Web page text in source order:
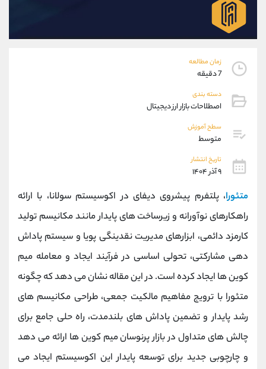
زمان مطالعه
7 دقیقه
دسته بندی
اصطلاحات بازار ارز دیجیتال
سطح آموزش
متوسط
تاریخ انتشار
۹ آذر ۱۴۰۴
متئورا، پلتفرم پیشروی دیفای در اکوسیستم سولانا، با ارائه
راهکارهای نوآورانه و زیرساخت ‌های پایدار مانند مکانیسم تولید
کارمزد دائمی، ابزارهای مدیریت نقدینگی پویا و سیستم پاداش
‌دهی مشارکتی، تحولی اساسی در فرآیند ایجاد و معامله میم‌
کوین ‌ها ایجاد کرده است. در این مقاله نشان می ‌دهد که چگونه
متئورا با ترویج مفاهیم مالکیت جمعی، طراحی مکانیسم ‌های
رشد پایدار و تضمین پاداش ‌های بلندمدت، راه‌ حلی جامع برای
چالش‌ های متداول در بازار پرنوسان میم‌ کوین‌ ها ارائه می ‌دهد
و چارچوبی جدید برای توسعه پایدار این اکوسیستم ایجاد می
واتساپ
تلگرام
پشتیبان فروش
موبایل
اطلاعات تماس
تلفن 021-22021030
021-22021040
بدون پیش شماره
اینستاگرام @alireza.mehrabii
کانال تلگرام @alirezamehrabi_com
@alirezamehrabi_official